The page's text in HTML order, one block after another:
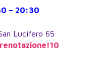
– 20:30
Lucifero 65